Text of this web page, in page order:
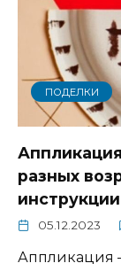
ПОДЕЛКИ
разных
05.12.2023
Аппликация